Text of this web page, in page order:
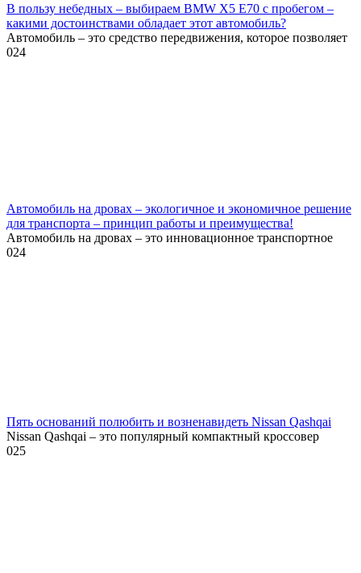
В пользу небедных – выбираем BMW X5 E70 с пробегом –
какими достоинствами обладает этот автомобиль?
Автомобиль – это средство передвижения, которое позволяет
024
Автомобиль на дровах – экологичное и экономичное решение
для транспорта – принцип работы и преимущества!
Автомобиль на дровах – это инновационное транспортное
024
Пять оснований полюбить и возненавидеть Nissan Qashqai
Nissan Qashqai – это популярный компактный кроссовер
025